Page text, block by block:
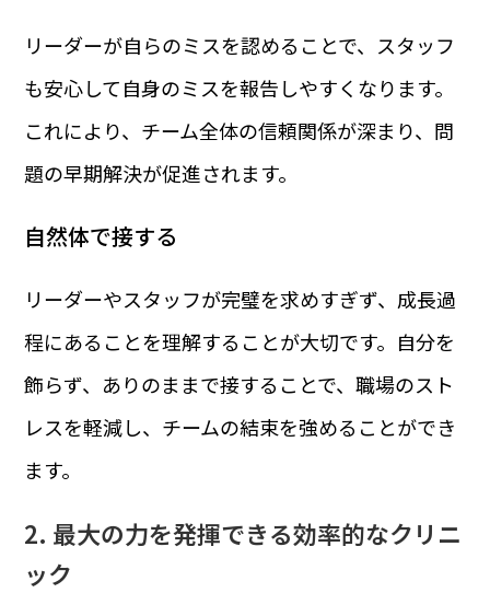
リーダーが自らのミスを認めることで、スタッフ
も安心して自身のミスを報告しやすくなります。
これにより、チーム全体の信頼関係が深まり、問
題の早期解決が促進されます。
自然体で接する
リーダーやスタッフが完璧を求めすぎず、成長過
程にあることを理解することが大切です。自分を
飾らず、ありのままで接することで、職場のスト
レスを軽減し、チームの結束を強めることができ
ます。
2. 最大の力を発揮できる効率的なクリニ
ック